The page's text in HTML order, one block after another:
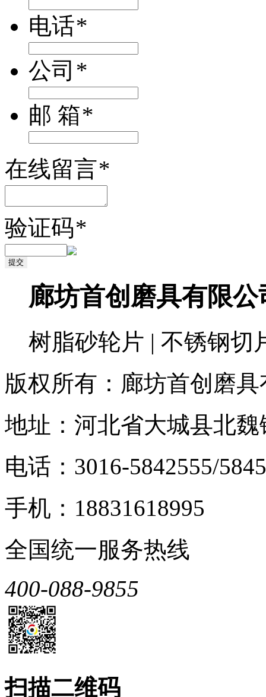
电话*
公司 *
邮 箱*
在线留言*
验证码*
廊坊首创磨具有限公
树脂砂轮片 | 不锈钢切
版权所有：廊坊首创磨
地址：河北省大城县北
电话：3016-5842555/
手机：18831618995
全国统一服务热线
400-088-9855
扫描二维码